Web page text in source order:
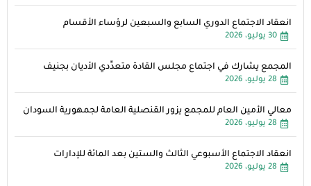
انعقاد الاجتماع الدوري السابع والسبعين لرؤساء الأقسام
30 يوليو، 2026
المجمع يشارك في اجتماع مجلس القادة متعدِّدي الأديان بجنيف
28 يوليو، 2026
معالي الأمين العام للمجمع يزور القنصلية العامة لجمهورية السودان
28 يوليو، 2026
انعقاد الاجتماع الأسبوعي الثالث والستين بعد المائة للإدارات
28 يوليو، 2026